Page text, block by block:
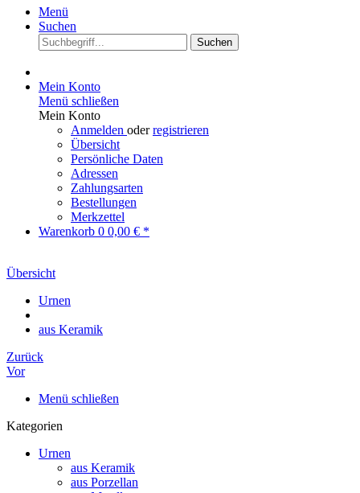
Menü
Suchen
Suchen
Mein Konto
Menü schließen
Mein Konto
Anmelden oderregistrieren
Übersicht
Persönliche Daten
Adressen
Zahlungsarten
Bestellungen
Merkzettel
Warenkorb 0 0,00 € *
Übersicht
Urnen
aus Keramik
Zurück
Vor
Menü schließen
Kategorien
Urnen
aus Keramik
aus Porzellan